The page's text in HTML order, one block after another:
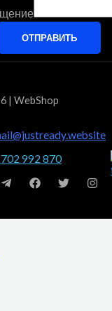
ОТПРАВИТЬ
| WebShop
992 870